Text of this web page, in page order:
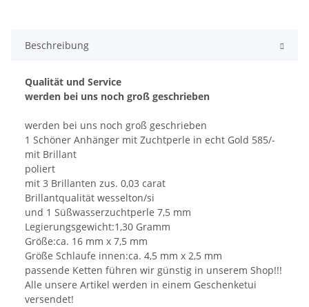
Beschreibung
Qualität und Service
werden bei uns noch groß geschrieben
werden bei uns noch groß geschrieben
1 Schöner Anhänger mit Zuchtperle in echt Gold 585/-
mit Brillant
poliert
mit 3 Brillanten zus. 0,03 carat
Brillantqualität wesselton/si
und 1 Süßwasserzuchtperle 7,5 mm
Legierungsgewicht:1,30 Gramm
Größe:ca. 16 mm x 7,5 mm
Größe Schlaufe innen:ca. 4,5 mm x 2,5 mm
passende Ketten führen wir günstig in unserem Shop!!!
Alle unsere Artikel werden in einem Geschenketui
versendet!